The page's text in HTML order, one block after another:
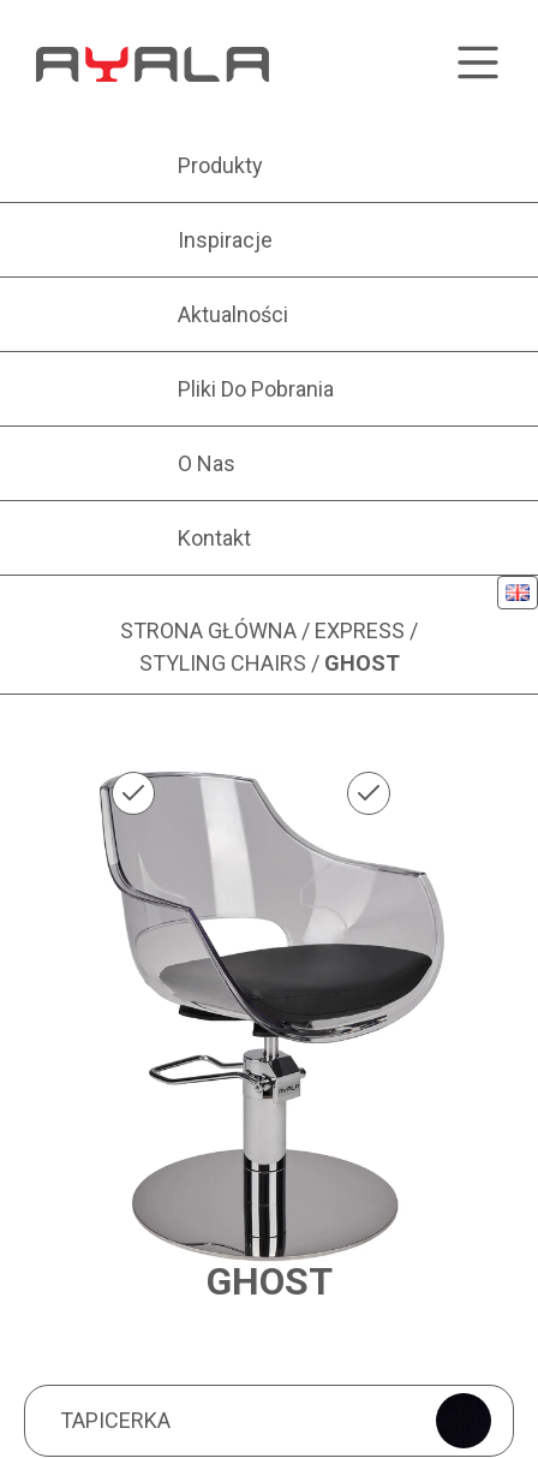
Produkty
Inspiracje
Aktualności
Pliki Do Pobrania
O Nas
Kontakt
STRONA GŁÓWNA / EXPRESS /
STYLING CHAIRS / GHOST
Zdjęcie 1 z 1
GHOST
TAPICERKA
TAPICERKA